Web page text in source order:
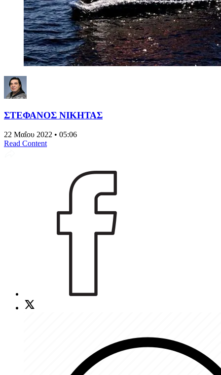
ΣΤΕΦΑΝΟΣ ΝΙΚΗΤΑΣ
22 Μαΐου 2022 • 05:06
Read Content